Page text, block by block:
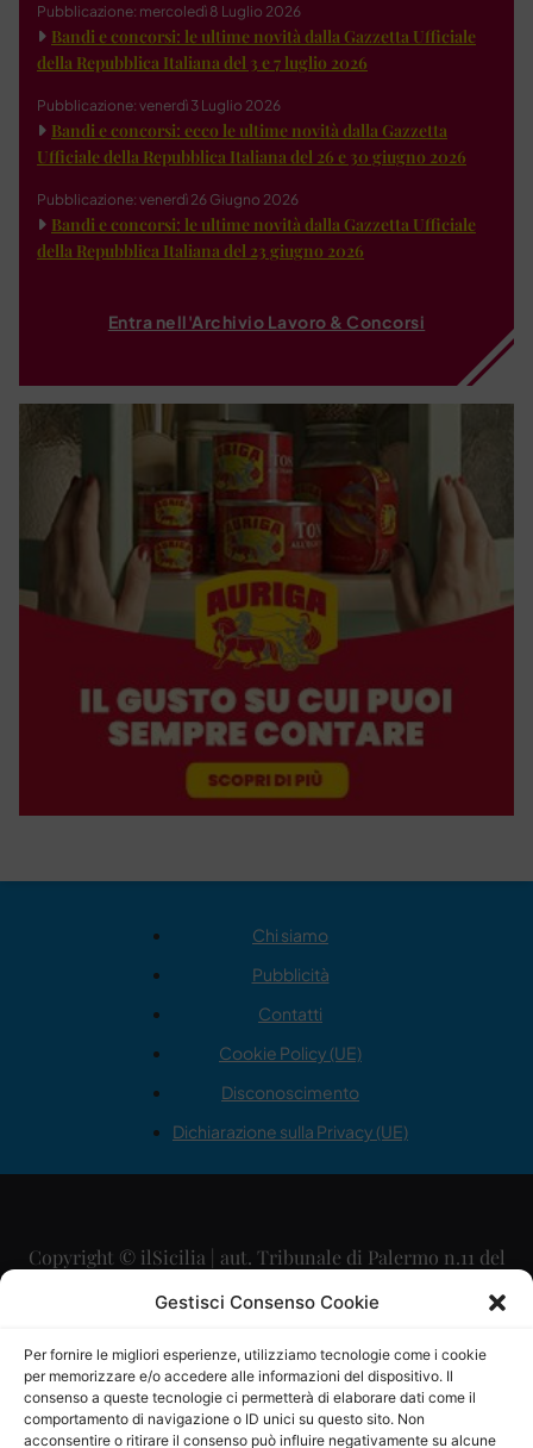
Gestisci Consenso Cookie
Per fornire le migliori esperienze, utilizziamo tecnologie come i cookie
per memorizzare e/o accedere alle informazioni del dispositivo. Il
consenso a queste tecnologie ci permetterà di elaborare dati come il
comportamento di navigazione o ID unici su questo sito. Non
acconsentire o ritirare il consenso può influire negativamente su alcune
Pubblicazione: mercoledì 8 Luglio 2026
Bandi e concorsi: le ultime novità dalla Gazzetta Ufficiale
della Repubblica Italiana del 3 e 7 luglio 2026
Pubblicazione: venerdì 3 Luglio 2026
Bandi e concorsi: ecco le ultime novità dalla Gazzetta
Ufficiale della Repubblica Italiana del 26 e 30 giugno 2026
Pubblicazione: venerdì 26 Giugno 2026
Bandi e concorsi: le ultime novità dalla Gazzetta Ufficiale
della Repubblica Italiana del 23 giugno 2026
Entra nell'Archivio Lavoro & Concorsi
Chi siamo
Pubblicità
Contatti
Cookie Policy (UE)
Disconoscimento
Dichiarazione sulla Privacy (UE)
Copyright © ilSicilia | aut. Tribunale di Palermo n.11 del
29/09/2015
Direttore Editoriale: Maurizio Scaglione